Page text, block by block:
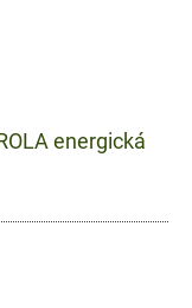
energická